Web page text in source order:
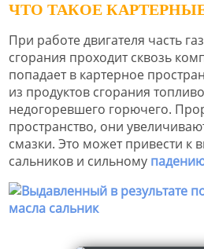
ЧТО ТАКОЕ
При работе двигателя часть
сгорания проходит сквозь
попадает в картерное
из продуктов сгорания
недогоревшего горючего.
пространство, они
смазки. Это может привести к
сальников и сильному